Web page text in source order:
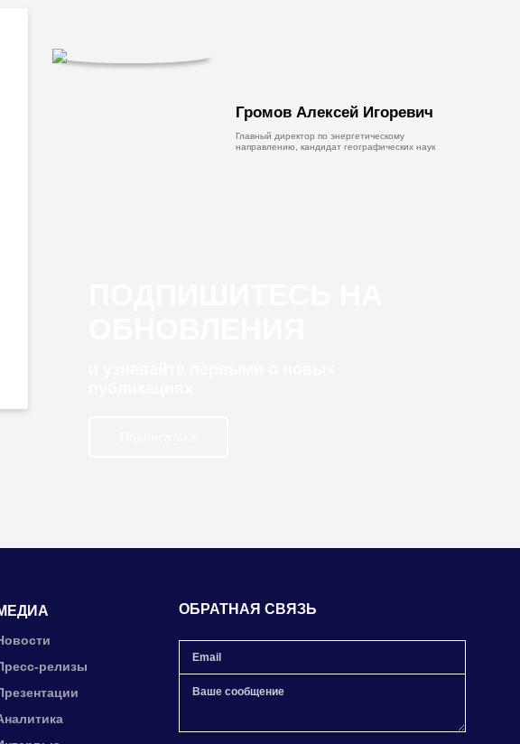
Громов Алексей Игоревич
Главный директор по энергетическому
направлению, кандидат географических наук
релизы
ОБРАТНАЯ СВЯЗЬ